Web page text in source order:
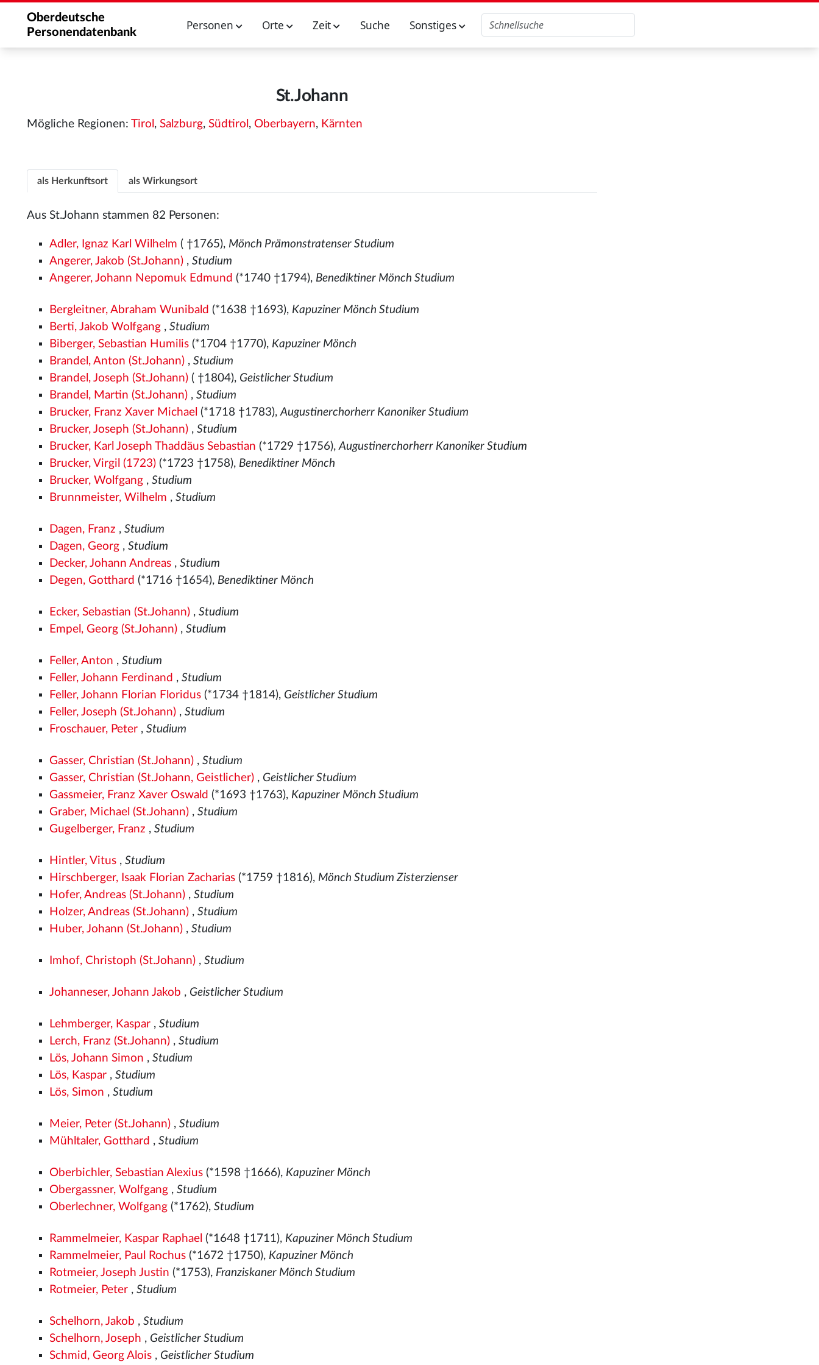
Oberdeutsche
Personendatenbank
Personen Orte Zeit Suche Sonstiges
St.Johann
Mögliche Regionen: Tirol , Salzburg, Südtirol , Oberbayern, Kärnten
als Herkunftsort als Wirkungsort
Aus St.Johann stammen 82 Personen:
Adler, Ignaz Karl Wilhelm ( †1765), Mönch Prämonstratenser Studium
Angerer, Jakob (St.Johann) ,Studium
Angerer, Johann Nepomuk Edmund (*1740 †1794), Benediktiner Mönch Studium
Bergleitner, Abraham Wunibald (*1638 †1693), Kapuziner Mönch Studium
Berti, Jakob Wolfgang ,Studium
Biberger, Sebastian Humilis (*1704 †1770), Kapuziner Mönch
Brandel, Anton (St.Johann) ,Studium
Brandel, Joseph (St.Johann) ( †1804), Geistlicher Studium
Brandel, Martin (St.Johann) ,Studium
Brucker, Franz Xaver Michael (*1718 †1783),Augustinerchorherr Kanoniker Studium
Brucker, Joseph (St.Johann) ,Studium
Brucker, Karl Joseph Thaddäus Sebastian (*1729 †1756),Augustinerchorherr Kanoniker Studium
Brucker, Virgil (1723) (*1723 †1758), Benediktiner Mönch
Brucker, Wolfgang ,Studium
Brunnmeister, Wilhelm ,Studium
Dagen, Franz ,Studium
Dagen, Georg ,Studium
Decker, Johann Andreas ,Studium
Degen, Gotthard (*1716 †1654), Benediktiner Mönch
Ecker, Sebastian (St.Johann) ,Studium
Empel, Georg (St.Johann) ,Studium
Feller, Anton ,Studium
Feller, Johann Ferdinand ,Studium
Feller, Johann Florian Floridus (*1734 †1814), Geistlicher Studium
Feller, Joseph (St.Johann) ,Studium
Froschauer, Peter ,Studium
Gasser, Christian (St.Johann) ,Studium
Gasser, Christian (St.Johann, Geistlicher) , Geistlicher Studium
Gassmeier, Franz Xaver Oswald (*1693 †1763), Kapuziner Mönch Studium
Graber, Michael (St.Johann) ,Studium
Gugelberger, Franz ,Studium
Hintler, Vitus ,Studium
Hirschberger, Isaak Florian Zacharias (*1759 †1816), Mönch Studium Zisterzienser
Hofer, Andreas (St.Johann) ,Studium
Holzer, Andreas (St.Johann) ,Studium
Huber, Johann (St.Johann) ,Studium
Imhof, Christoph (St.Johann) ,Studium
Johanneser, Johann Jakob , Geistlicher Studium
Lehmberger, Kaspar ,Studium
Lerch, Franz (St.Johann) ,Studium
Lös, Johann Simon ,Studium
Lös, Kaspar ,Studium
Lös, Simon ,Studium
Meier, Peter (St.Johann) ,Studium
Mühltaler, Gotthard ,Studium
Oberbichler, Sebastian Alexius (*1598 †1666), Kapuziner Mönch
Obergassner, Wolfgang ,Studium
Oberlechner, Wolfgang (*1762),Studium
Rammelmeier, Kaspar Raphael (*1648 †1711), Kapuziner Mönch Studium
Rammelmeier, Paul Rochus (*1672 †1750), Kapuziner Mönch
Rotmeier, Joseph Justin (*1753), Franziskaner Mönch Studium
Rotmeier, Peter ,Studium
Schelhorn, Jakob ,Studium
Schelhorn, Joseph , Geistlicher Studium
Schmid, Georg Alois , Geistlicher Studium